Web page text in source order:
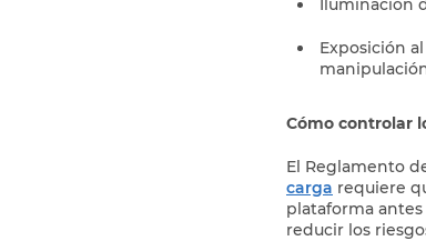
Exposición
Cómo controlar
El Reglamento
carga requiere
plataforma
reducir los